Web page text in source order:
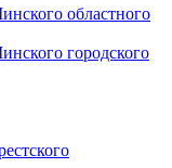
областного
городского